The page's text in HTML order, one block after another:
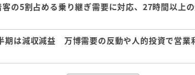
の5割占める乗り継ぎ需要に対応、27時間以上
期は減収減益 万博需要の反動や人的投資で営業